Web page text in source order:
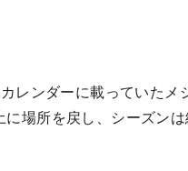
レンダーに載っていたメ
場所を戻し、シーズン